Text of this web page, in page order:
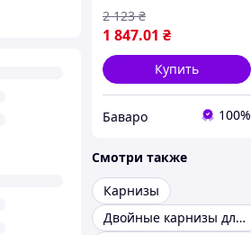
1 847.01 ₴
2 123 ₴
Купить
Баваро 100%
Смотри также
Карнизы
Двойные карнизы для штор